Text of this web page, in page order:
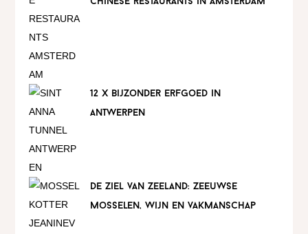
12 x bijzonder erfgoed in
antwerpen
de ziel van zeeland: zeeuwse
mosselen, wijn en vakmanschap